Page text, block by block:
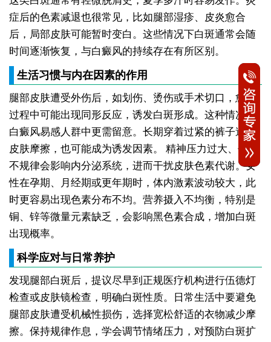
症后的色素减退也很常见，比如腿部湿疹、皮炎愈合
后，局部皮肤可能暂时变白。这些情况下白斑通常会随
时间逐渐恢复，与白癜风的持续存在有所区别。
生活习惯与内在因素的作用
腿部皮肤遭受外伤后，如划伤、烫伤或手术切口，愈合
过程中可能出现同形反应，诱发白斑形成。这种情况在
白癜风易感人群中更需留意。长期穿着过紧的裤子造成
皮肤摩擦，也可能成为诱发因素。
精神压力过大、作息
不规律会影响内分泌系统，进而干扰皮肤色素代谢。女
性在孕期、月经期或更年期时，体内激素波动较大，此
时更容易出现色素分布不均。营养摄入不均衡，特别是
铜、锌等微量元素缺乏，会影响黑色素合成，增加白斑
出现概率。
科学应对与日常养护
发现腿部白斑后，提议尽早到正规医疗机构进行伍德灯
检查或皮肤镜检查，明确白斑性质。日常生活中要避免
腿部皮肤遭受机械性损伤，选择宽松舒适的衣物减少摩
擦。保持规律作息，学会调节情绪压力，对预防白斑扩